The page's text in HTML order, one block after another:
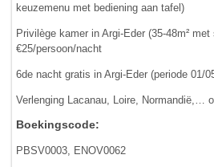
keuzemenu met bediening aan tafel)
Privilège kamer in Argi-Eder (35-48m²
€25/persoon/nacht
6de nacht gratis in Argi-Eder (periode 01/
Verlenging Lacanau, Loire, Normandië,…
Boekingscode:
PBSV0003, ENOV0062